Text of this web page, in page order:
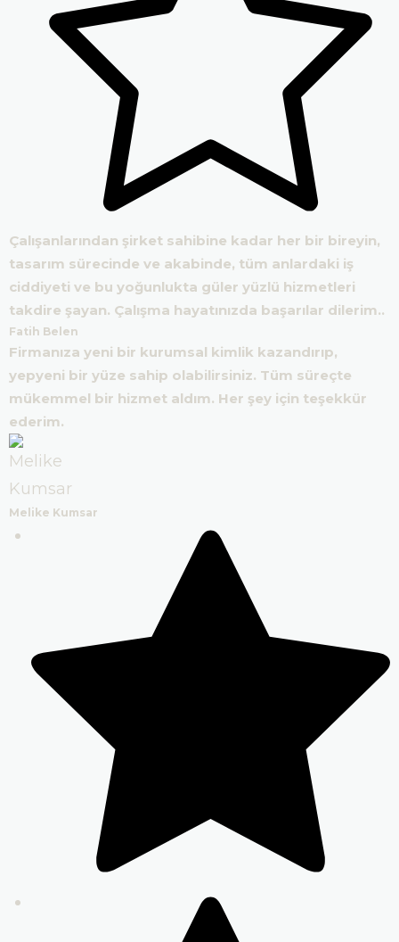
Çalışanlarından şirket sahibine kadar her bir bireyin,
tasarım sürecinde ve akabinde, tüm anlardaki iş
ciddiyeti ve bu yoğunlukta güler yüzlü hizmetleri
takdire şayan. Çalışma hayatınızda başarılar dilerim..
Fatih Belen
Firmanıza yeni bir kurumsal kimlik kazandırıp,
yepyeni bir yüze sahip olabilirsiniz. Tüm süreçte
mükemmel bir hizmet aldım. Her şey için teşekkür
ederim.
Melike Kumsar